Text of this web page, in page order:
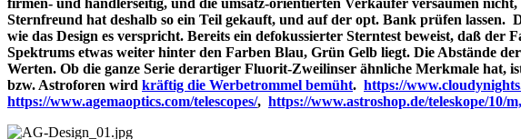
Sternfreund hat deshalb so ein Teil gekauft, und auf der opt. Bank prüfen lassen.
wie das Design es verspricht. Bereits ein defokussierter Sterntest beweist, daß der
Spektrums etwas weiter hinter den Farben Blau, Grün Gelb liegt. Die Abstände
Werten. Ob die ganze Serie derartiger Fluorit-Zweilinser ähnliche Merkmale hat,
bzw. Astroforen wird kräftig die Werbetrommel bemüht. https://
https://www.agemaoptics.com/telescopes/, https://www.astroshop.de/teleskope/10/